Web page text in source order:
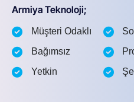
Armiya Teknoloji;
Müşteri Odaklı
Bağımsız
Yetkin